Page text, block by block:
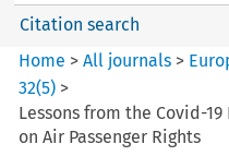
Citation search
Home >All journals >
32(5) >
Lessons from the Covid-
on Air Passenger Rights